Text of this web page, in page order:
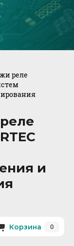
реле
и
Корзина 0